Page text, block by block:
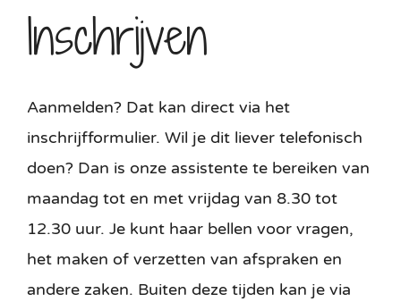
Inschrijven
Aanmelden? Dat kan direct via het
inschrijfformulier. Wil je dit liever telefonisch
doen? Dan is onze assistente te bereiken van
maandag tot en met vrijdag van 8.30 tot
12.30 uur. Je kunt haar bellen voor vragen,
het maken of verzetten van afspraken en
andere zaken. Buiten deze tijden kan je via